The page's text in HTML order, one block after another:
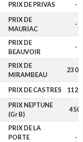
PRIX DE PRIVAS -
PRIX DE
MAURIAC
-
PRIX DE
BEAUVOIR
-
PRIX DE
MIRAMBEAU
23
PRIX DE CASTRES 11
PRIX NEPTUNE
(Gr B)
4 500
PRIX DE LA
PORTE
-